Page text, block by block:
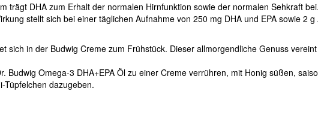
trägt DHA zum Erhalt der normalen Hirnfunktion sowie der normalen Sehkraft bei.
stellt sich bei einer täglichen Aufnahme von 250 mg DHA und EPA sowie 2 g
sich in der Budwig Creme zum Frühstück. Dieser allmorgendliche Genuss
Omega-3 DHA+EPA Öl zu einer Creme verrühren, mit Honig süßen,
Tüpfelchen dazugeben.